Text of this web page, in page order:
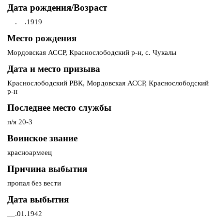
Дата рождения/Возраст
__.__.1919
Место рождения
Мордовская АССР, Краснослободский р-н, с. Чукалы
Дата и место призыва
Краснослободский РВК, Мордовская АССР, Краснослободский
р-н
Последнее место службы
п/я 20-3
Воинское звание
красноармеец
Причина выбытия
пропал без вести
Дата выбытия
__.01.1942